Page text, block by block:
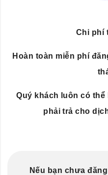
Chi phí
Hoàn toàn miễn phí
Quý khách luôn có
phải trả cho
Nếu bạn chưa